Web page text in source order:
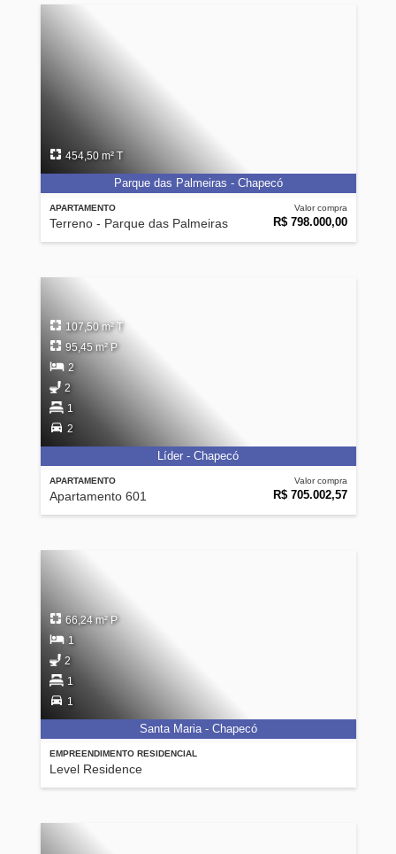
APARTAMENTO
Terreno - Parque das Palmeiras
Valor compra
R$ 798.000,00
454,50 m² T
Parque das Palmeiras - Chapecó
APARTAMENTO
Apartamento 601
Valor compra
R$ 705.002,57
107,50 m² T
95,45 m² P
2
2
1
2
Líder - Chapecó
EMPREENDIMENTO RESIDENCIAL
Level Residence
66,24 m² P
1
2
1
1
Santa Maria - Chapecó